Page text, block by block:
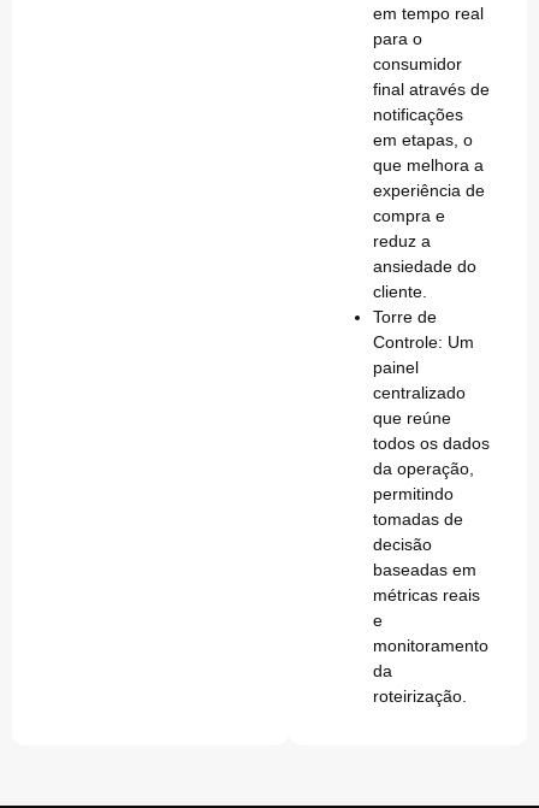
em tempo real
para o
consumidor
final através de
notificações
em etapas, o
que melhora a
experiência de
compra e
reduz a
ansiedade do
cliente.
Torre de
Controle: Um
painel
centralizado
que reúne
todos os dados
da operação,
permitindo
tomadas de
decisão
baseadas em
métricas reais
e
monitoramento
da
roteirização.